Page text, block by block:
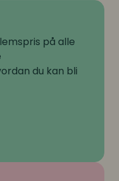
på alle
du kan bli